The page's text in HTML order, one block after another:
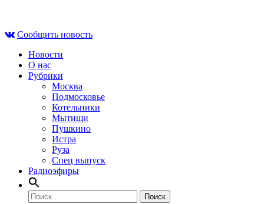
contentСообщить новость
Новости
О нас
Рубрики
Москва
Подмосковье
Котельники
Мытищи
Пушкино
Истра
Руза
Спец выпуск
Радиоэфиры
Найти: